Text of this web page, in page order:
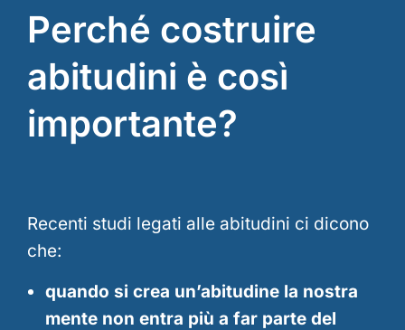
Perché costruire
abitudini è così
importante?
Recenti studi legati alle abitudini ci dicono
che:
quando si crea un’abitudine la nostra
mente non entra più a far parte del